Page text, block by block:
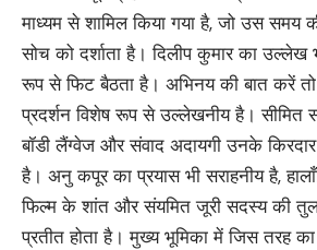
माध्यम से शामिल किया गया है, जो उस समय
सोच को दर्शाता है। दिलीप कुमार का उल्लेख
रूप से फिट बैठता है। अभिनय की बात करें
प्रदर्शन विशेष रूप से उल्लेखनीय है। सीमित
बॉडी लैंग्वेज और संवाद अदायगी उनके किरदार
है। अनु कपूर का प्रयास भी सराहनीय है,
फिल्म के शांत और संयमित जूरी सदस्य की
प्रतीत होता है। मुख्य भूमिका में जिस तरह